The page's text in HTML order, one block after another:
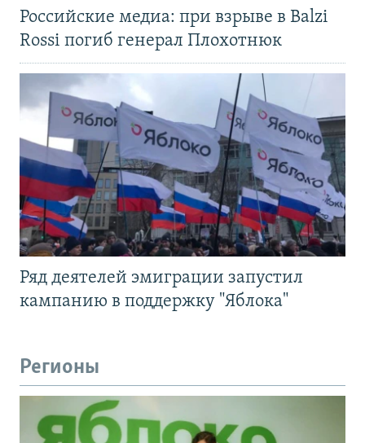
Российские медиа: при взрыве в Balzi
Rossi погиб генерал Плохотнюк
Ряд деятелей эмиграции запустил
кампанию в поддержку "Яблока"
Регионы